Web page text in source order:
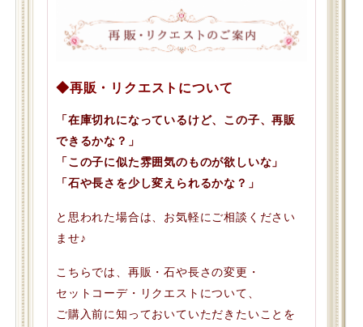
◆再販・リクエストについて
「在庫切れになっているけど、この子、再販
できるかな？」
「この子に似た雰囲気のものが欲しいな」
「石や長さを少し変えられるかな？」
と思われた場合は、お気軽にご相談ください
ませ♪
こちらでは、再販・石や長さの変更・
セットコーデ・リクエストについて、
ご購入前に知っておいていただきたいことを